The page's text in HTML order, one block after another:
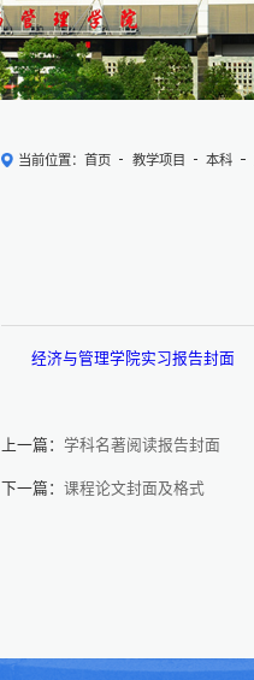
当前位置： 首页 教学项目 本科
经济与管理学院实习报告封面
上一篇： 学科名著阅读报告封面
下一篇： 课程论文封面及格式